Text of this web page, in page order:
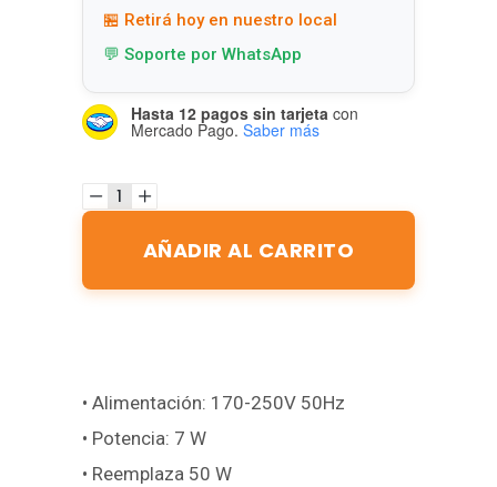
🏪 Retirá hoy en nuestro local
💬 Soporte por WhatsApp
Hasta 12 pagos sin tarjeta con
Mercado Pago. Saber más
AÑADIR AL CARRITO
• Alimentación: 170-250V 50Hz
• Potencia: 7 W
• Reemplaza 50 W